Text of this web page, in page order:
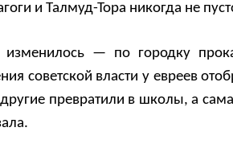
и Талмуд-Тора никогда не
изменилось — по городку
советской власти у евреев
превратили в школы, а